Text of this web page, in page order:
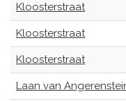
Kloosterstraat
Kloosterstraat
Kloosterstraat
Laan van